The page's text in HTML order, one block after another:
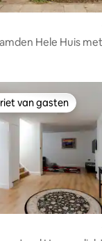
van 5 op 5, 6
Hele Huis
van 4,98 op 5,
van gasten
van gasten